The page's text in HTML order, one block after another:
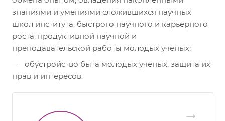
знаниями и умениями сложившихся научных
школ института, быстрого научного и карьерного
роста, продуктивной научной и
преподавательской работы молодых ученых;
обустройство быта молодых ученых, защита их
прав и интересов.